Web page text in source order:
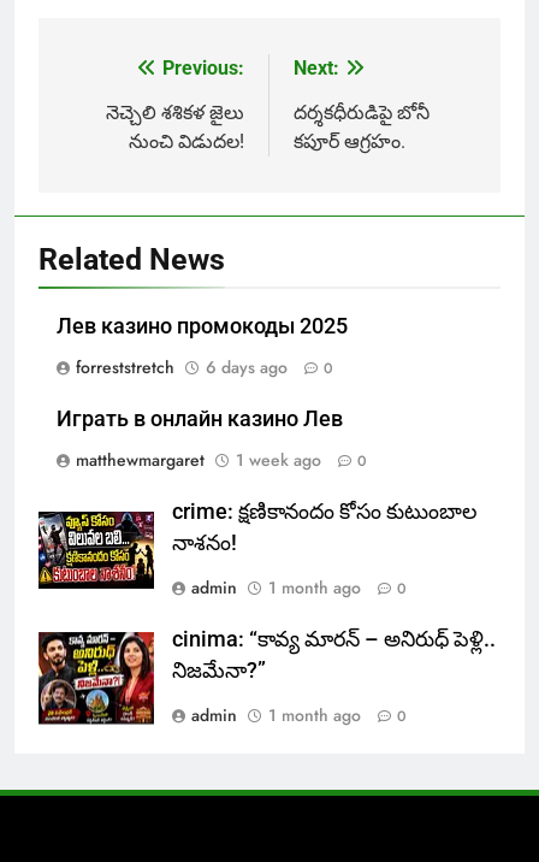
navigation
Previous:
నెచ్చెలి శశికళ జైలు
నుంచి విడుదల!
Next:
దర్శకధీరుడిపై బోనీ
కపూర్ ఆగ్రహం.
Related News
Лев казино промокоды 2025
forreststretch
6 days ago 0
Играть в онлайн казино Лев
matthewmargaret
1 week ago 0
crime: క్షణికానందం కోసం కుటుంబాల
నాశనం!
admin
1 month ago 0
cinima: “కావ్య మారన్ – అనిరుధ్ పెళ్లి..
నిజమేనా?”
admin
1 month ago 0